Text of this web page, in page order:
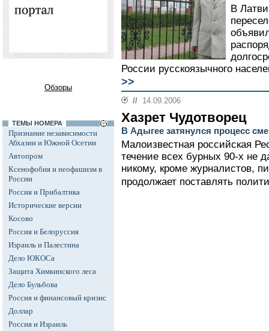
Обзоры
ТЕМЫ НОМЕРА
Признание независимости
Абхазии и Южной Осетии
Автопром
Ксенофобия и неофашизм в
России
Россия и Прибалтика
Исторические версии
Косово
Россия и Белоруссия
Израиль и Палестина
Дело ЮКОСа
Защита Химкинского леса
Дело Бульбова
Россия и финансовый кризис
Доллар
Россия и Израиль
В
России русскоязычного
>>
// 14.09.2006
Хазрет Чудотворец
В Адыгее затянулся процесс
Малоизвестная российская
течение всех бурных 90-х не
никому, кроме журналистов,
продолжает поставлять